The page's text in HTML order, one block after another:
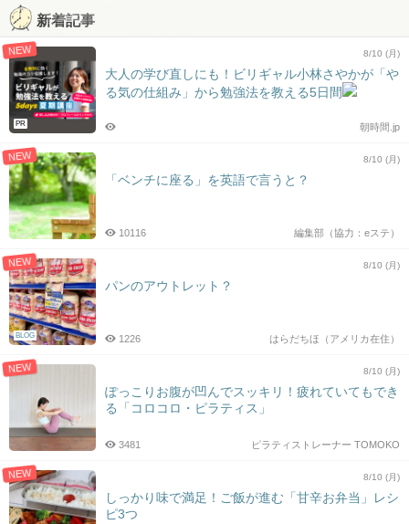
新着記事
NEW
PR
8/10 (月)
大人の学び直しにも！ビリギャル小林さやかが「や
る気の仕組み」から勉強法を教える5日間
朝時間.jp
NEW 8/10 (月)
「ベンチに座る」を英語で言うと？
編集部（協力：eステ）
10116
NEW
BLOG
8/10 (月)
パンのアウトレット？
はらだちほ（アメリカ在住）
1226
NEW 8/10 (月)
ぽっこりお腹が凹んでスッキリ！疲れていてもでき
る「コロコロ・ピラティス」
ピラティストレーナー TOMOKO
3481
NEW 8/10 (月)
しっかり味で満足！ご飯が進む「甘辛お弁当」レシ
ピ3つ